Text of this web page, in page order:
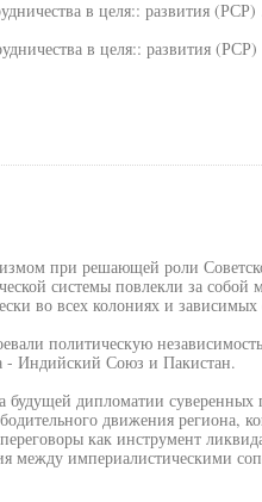
в целя:: развития
в целя:: развития
при решающей роли
системы повлекли за
во всех колониях и зависимых
политическую
- Индийский Союз и Пакистан.
дипломатии суверенных
движения региона,
как инструмент
между империалистическими